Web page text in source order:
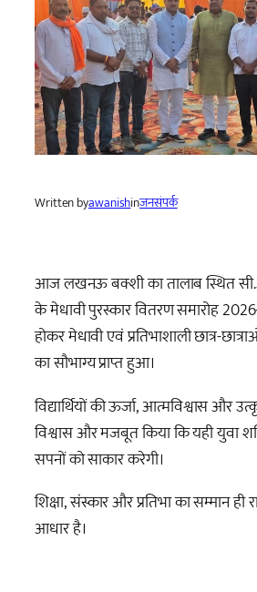
Written byawanishinजनसंपर्क
आज लखनऊ बक्शी का तालाब स्थित
के मेधावी पुरस्कार वितरण समारोह
होकर मेधावी एवं प्रतिभाशाली छात्र-
का सौभाग्य प्राप्त हुआ।
विद्यार्थियों की ऊर्जा, आत्मविश्वास और
विश्वास और मजबूत किया कि यही युवा
सपनों को साकार करेगी।
शिक्षा, संस्कार और प्रतिभा का सम्मान ही
आधार है।